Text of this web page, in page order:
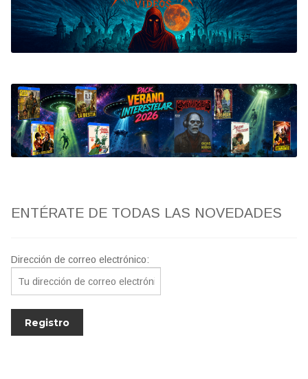
Bluray
Clasificada S
artwork
fantaterror
Jesús Franco
ENTÉRATE DE TODAS LAS NOVEDADES
Dirección de correo electrónico: